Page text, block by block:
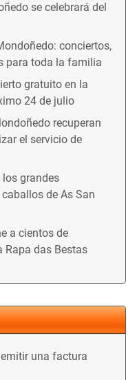
se celebrará del
conciertos,
para toda la familia
gratuito en la
24 de julio
recuperan
el servicio de
los grandes
de As San
a cientos de
Rapa das Bestas
una factura